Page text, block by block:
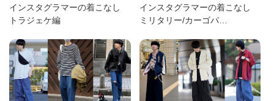
インスタグラマーの着こなし
トラジェケ編
インスタグラマーの着こなし
ミリタリー/カーゴパ…